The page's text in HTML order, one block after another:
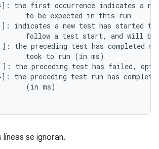
the first occurrence indicates a
to be expected in this run
indicates a new test has started to
follow a test start, and will
the preceding test has completed
took to run (in ms)
]: the preceding test has failed,
the preceding test run has
(in ms)
se ignoran.